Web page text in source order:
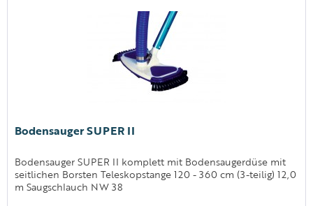
Bodensauger SUPER II
Bodensauger SUPER II komplett mit Bodensaugerdüse mit
seitlichen Borsten Teleskopstange 120 - 360 cm (3-teilig) 12,0
m Saugschlauch NW 38